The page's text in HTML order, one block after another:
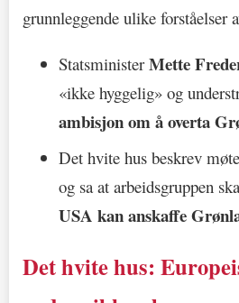
grunnleggende ulike forståelser
StatsministerMette
«ikke hyggelig» og
ambisjon om å overta
Det hvite hus beskrev
og sa at arbeidsgruppen
USA kan anskaffe
Det hvite hus: